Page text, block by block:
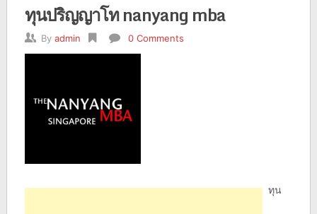
ทุนปริญญาโท nanyang mba
By admin 0 Comments
ทุน